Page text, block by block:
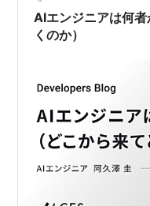
AIエンジニアは何
くのか）